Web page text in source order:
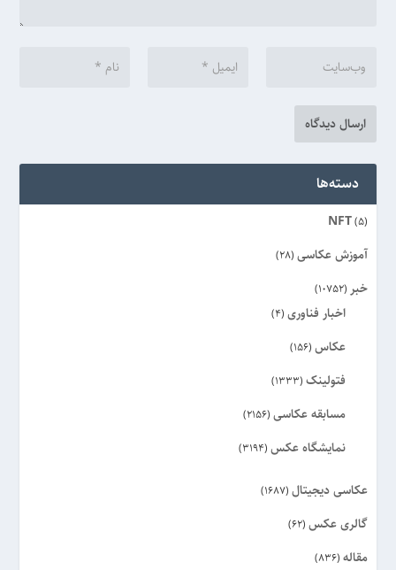
دسته‌ها
NFT(5)
آموزش عکاسی (28)
خبر (10752)
اخبار فناوری (4)
عکاس (156)
فتولینک (1333)
مسابقه عکاسی (2156)
نمایشگاه عکس (3194)
عکاسی دیجیتال (1687)
گالری عکس (62)
مقاله (836)